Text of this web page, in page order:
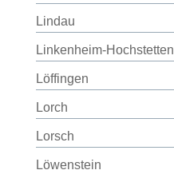
Lindau
Linkenheim-Hochstetten
Löffingen
Lorch
Lorsch
Löwenstein